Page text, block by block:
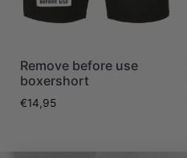
Remove before use
boxershort
€14,95